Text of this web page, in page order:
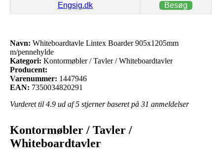
Engsig.dk Besøg
Navn: Whiteboardtavle Lintex Boarder 905x1205mm
m/pennehylde
Kategori: Kontormøbler / Tavler / Whiteboardtavler
Producent:
Varenummer: 1447946
EAN: 7350034820291
Vurderet til 4.9 ud af 5 stjerner baseret på 31 anmeldelser
Kontormøbler / Tavler /
Whiteboardtavler